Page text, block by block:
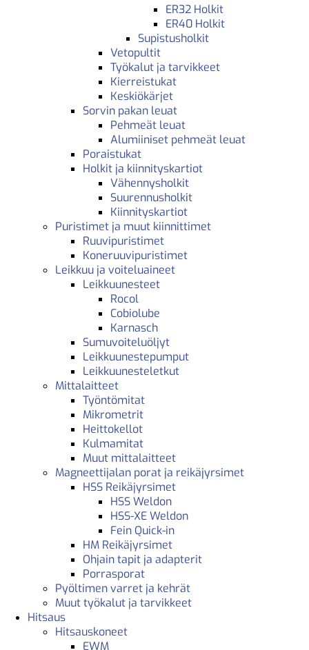
ER32 Holkit
ER40 Holkit
Supistusholkit
Vetopultit
Työkalut ja tarvikkeet
Kierreistukat
Keskiökärjet
Sorvin pakan leuat
Pehmeät leuat
Alumiiniset pehmeät leuat
Poraistukat
Holkit ja kiinnityskartiot
Vähennysholkit
Suurennusholkit
Kiinnityskartiot
Puristimet ja muut kiinnittimet
Ruuvipuristimet
Koneruuvipuristimet
Leikkuu ja voiteluaineet
Leikkuunesteet
Rocol
Cobiolube
Karnasch
Sumuvoiteluöljyt
Leikkuunestepumput
Leikkuunesteletkut
Mittalaitteet
Työntömitat
Mikrometrit
Heittokellot
Kulmamitat
Muut mittalaitteet
Magneettijalan porat ja reikäjyrsimet
HSS Reikäjyrsimet
HSS Weldon
HSS-XE Weldon
Fein Quick-in
HM Reikäjyrsimet
Ohjain tapit ja adapterit
Porrasporat
Pyöltimen varret ja kehrät
Muut työkalut ja tarvikkeet
Hitsaus
Hitsauskoneet
EWM